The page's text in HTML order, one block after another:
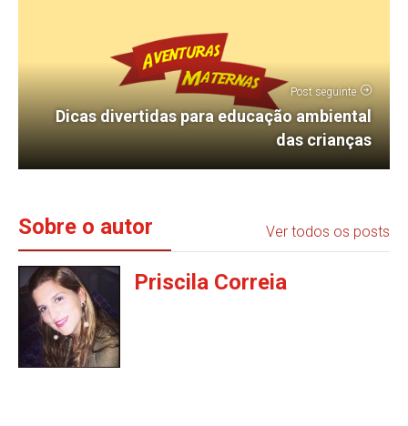
Post seguinte
Dicas divertidas para educação ambiental
das crianças
Sobre o autor Ver todos os posts
Priscila Correia